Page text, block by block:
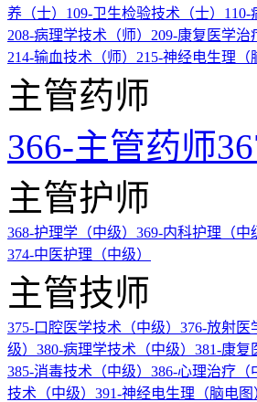
养（士） 109-卫生检验技术（士） 110-
208-病理学技术（师） 209-康复医学治
214-输血技术（师） 215-神经电生理（
主管药师
366-主管药师
主管护师
368-护理学（中级） 369-内科护理（中
374-中医护理（中级）
主管技师
375-口腔医学技术（中级） 376-放射医
级） 380-病理学技术（中级） 381-康复
385-消毒技术（中级） 386-心理治疗（
技术（中级） 391-神经电生理（脑电